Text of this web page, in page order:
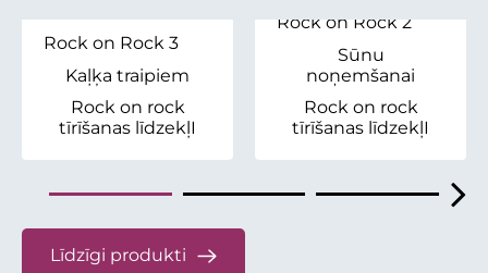
Rock on Rock 3
Kaļķa traipiem
Rock on rock
tīrīšanas līdzekļI
Rock on Rock 2
Sūnu
noņemšanai
Rock on rock
tīrīšanas līdzekļI
Līdzīgi produkti